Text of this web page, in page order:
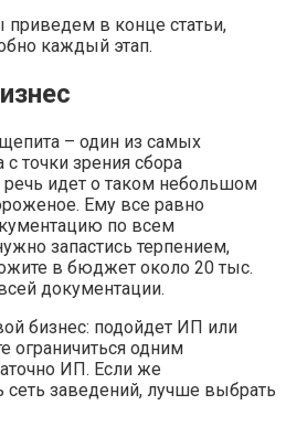
в конце статьи,
каждый этап.
– один из самых
точки зрения сбора
идет о таком небольшом
Ему все равно
по всем
запастись терпением,
в бюджет около 20 тыс.
документации.
бизнес: подойдет ИП или
ограничиться одним
ИП. Если же
сеть заведений, лучше выбрать